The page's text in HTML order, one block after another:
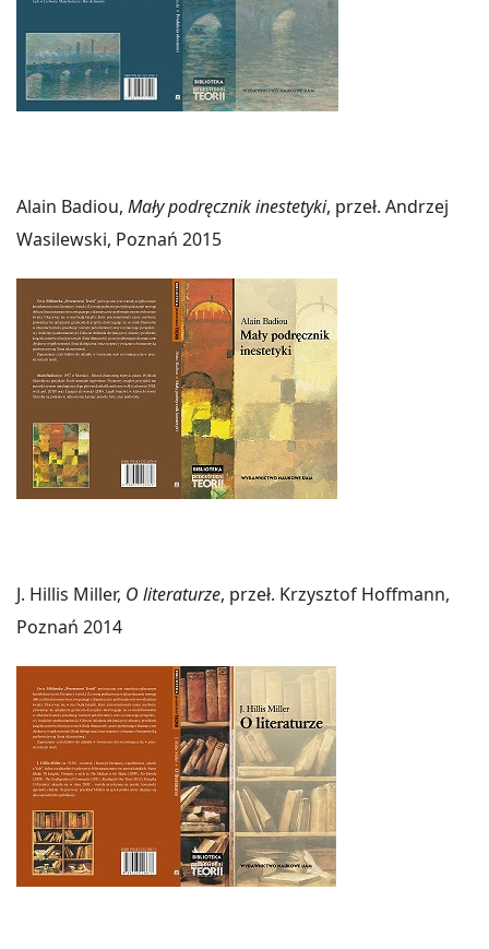
Alain Badiou, Mały podręcznik inestetyki, przeł. Andrzej
Wasilewski, Poznań 2015
J. Hillis Miller, O literaturze, przeł. Krzysztof Hoffmann,
Poznań 2014